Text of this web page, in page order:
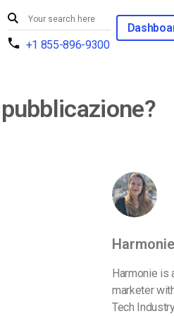
+1 855-896-9300
Harmonie is
marketer
Tech